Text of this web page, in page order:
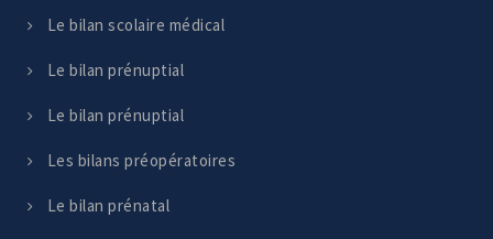
Le bilan scolaire médical
Le bilan prénuptial
Le bilan prénuptial
Les bilans préopératoires
Le bilan prénatal